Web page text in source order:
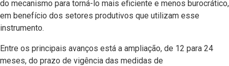
do mecanismo para torná-lo mais eficiente e menos burocrático,
em benefício dos setores produtivos que utilizam esse
instrumento.
Entre os principais avanços está a ampliação, de 12 para 24
meses, do prazo de vigência das medidas de